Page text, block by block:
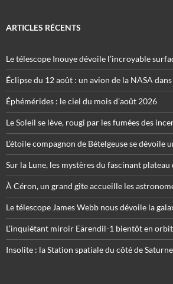
ARTICLES RÉCENTS
Le télescope Inouye dévoile l’incroyable
Éclipse du 12 août : un avion de la NASA
Éphémérides : le ciel du mois d’août 2026
Le Soleil se lève, rougi par les fumées des
L’étoile compagnon de Bételgeuse se dévoile
Sur la Lune, les mystères du fascinant plateau
À Céron, un grand gîte accueille les
Le télescope James Webb nous dévoile la
L’inquiétant miroir Eärendil-1 bientôt en
Insolite : la Station spatiale du côté de Saturne